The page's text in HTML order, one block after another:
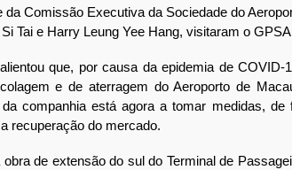
Comissão Executiva da Sociedade do
Tai e Harry Leung Yee Hang, visitaram o
que, por causa da epidemia de COVID-
e de aterragem do Aeroporto de
companhia está agora a tomar medidas,
recuperação do mercado.
de extensão do sul do Terminal de